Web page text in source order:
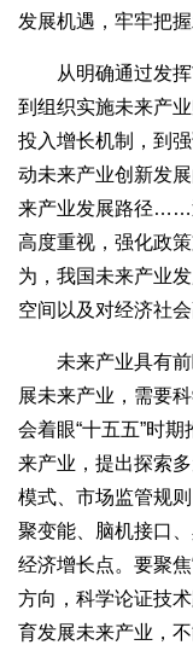
发展机遇，牢牢把握
从明确通过发挥
到组织实施未来产
投入增长机制，到
动未来产业创新发
来产业发展路径……
高度重视，强化政
为，我国未来产业
空间以及对经济社
未来产业具有前
展未来产业，需要
会着眼“十五五”时
来产业，提出探索
模式、市场监管规
聚变能、脑机接口
经济增长点。要聚
方向，科学论证技
育发展未来产业，